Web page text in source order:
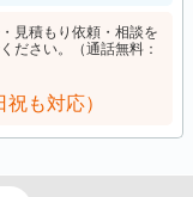
見積もり依頼・相談を
ださい。（通話無料：
も対応）